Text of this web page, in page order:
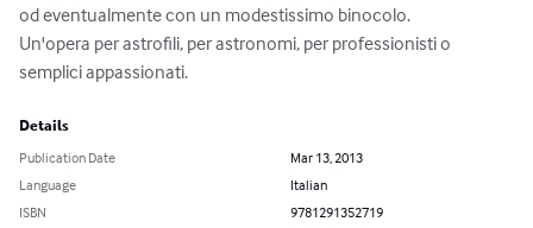
od eventualmente con un modestissimo binocolo.
Un'opera per astrofili, per astronomi, per professionisti o
semplici appassionati.
Details
Publication Date
Mar 13, 2013
Language
Italian
ISBN
9781291352719